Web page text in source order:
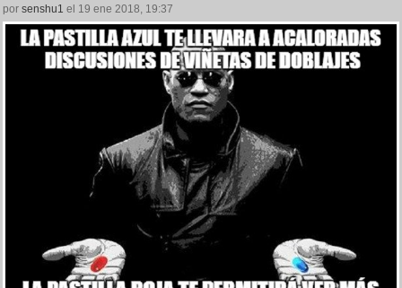
por senshu1 el 19 ene 2018, 19:37